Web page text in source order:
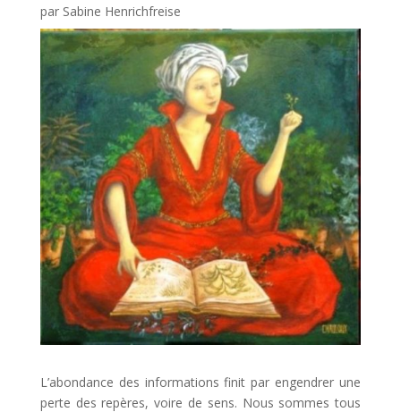
par Sabine Henrichfreise
L’abondance des informations finit par engendrer une
perte des repères, voire de sens. Nous sommes tous